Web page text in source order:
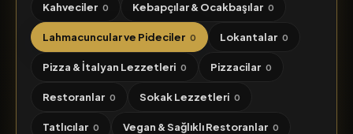
Kahveciler 0 Kebapçılar & Ocakbaşılar 0
Lahmacuncular ve Pideciler 0 Lokantalar 0
Pizza & İtalyan Lezzetleri 0 Pizzacilar 0
Restoranlar 0 Sokak Lezzetleri 0
Tatlıcılar 0 Vegan & Sağlıklı Restoranlar 0